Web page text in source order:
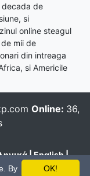
decada de
si
online steagul
mii de
din intreaga
si Americile
Online: 36,
|English|
Lietuvių
OK!
By